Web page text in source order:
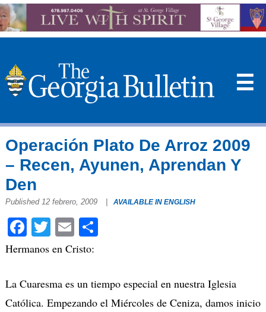
☰
Operación Plato De Arroz 2009
– Recen, Ayunen, Aprendan Y
Den
Published 12 febrero, 2009 AVAILABLE IN ENGLISH
Facebook
Twitter
EmailCompartir
Hermanos en Cristo:
La Cuaresma es un tiempo especial en nuestra Iglesia
Católica. Empezando el Miércoles de Ceniza, damos inicio